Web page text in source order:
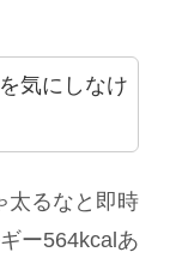
気にしなけ
太るなと即時
ー564kcalあ